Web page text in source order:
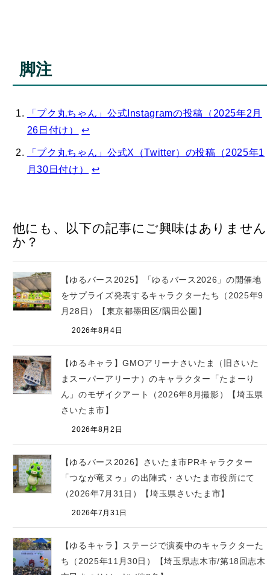
脚注
「プク丸ちゃん」公式Instagramの投稿（2025年2月
26日付け）
↩︎
「プク丸ちゃん」公式X（Twitter）の投稿（2025年1
月30日付け）
↩︎
他にも、以下の記事にご興味はありません
か？
【ゆるバース2025】「ゆるバース2026」の開催地
をサプライズ発表するキャラクターたち（2025年9
月28日）【東京都墨田区/隅田公園】
2026年8月4日
【ゆるキャラ】GMOアリーナさいたま（旧さいた
まスーパーアリーナ）のキャラクター「たまーり
ん」のモザイクアート（2026年8月撮影）【埼玉県
さいたま市】
2026年8月2日
【ゆるバース2026】さいたま市PRキャラクター
「つなが竜ヌゥ」の出陣式・さいたま市役所にて
（2026年7月31日）【埼玉県さいたま市】
2026年7月31日
【ゆるキャラ】ステージで演奏中のキャラクターた
ち（2025年11月30日）【埼玉県志木市/第18回志木